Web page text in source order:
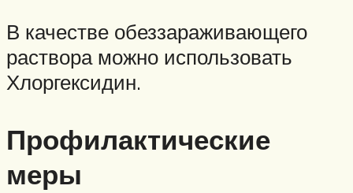
В качестве обеззараживающего
раствора можно использовать
Хлоргексидин.
Профилактические
меры